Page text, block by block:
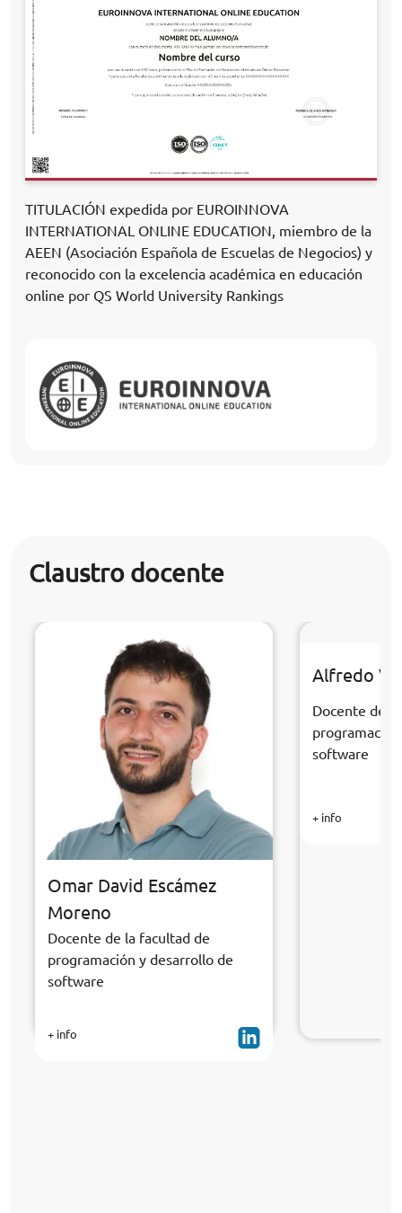
TITULACIÓN expedida por EUROINNOVA
INTERNATIONAL ONLINE EDUCATION, miembro de la
AEEN (Asociación Española de Escuelas de Negocios) y
reconocido con la excelencia académica en educación
online por QS World University Rankings
Claustro docente
Omar David Escámez
Moreno
Docente de la facultad de
programación y desarrollo de
software
+ info
Alfredo
Docente de
software
+ info